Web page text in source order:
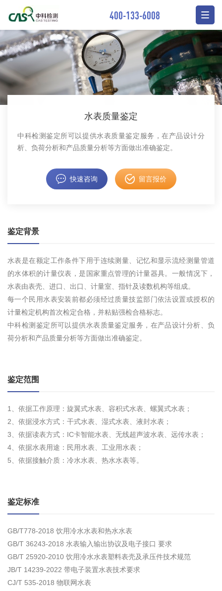
400-133-6008
水表质量鉴定
中科检测鉴定所可以提供水表质量鉴定服务，在产品设计分
析、负荷分析和产品质量分析等方面做出准确鉴定。
快速咨询 留言报价
鉴定背景
水表是在额定工作条件下用于连续测量、记忆和显示流经测量管道
的水体积的计量仪表，是国家重点管理的计量器具。一般情况下，
水表由表壳、进口、出口、计量室、指针及读数机构等组成。
每一个民用水表安装前都必须经过质量技监部门依法设置或授权的
计量检定机构首次检定合格，并粘贴强检合格标志。
中科检测鉴定所可以提供水表质量鉴定服务，在产品设计分析、负
荷分析和产品质量分析等方面做出准确鉴定。
鉴定范围
1、依据工作原理：旋翼式水表、容积式水表、螺翼式水表；
2、依据浸水方式：干式水表、湿式水表、液封水表；
3、依据读表方式：IC卡智能水表、无线超声波水表、远传水表；
4、依据水表用途：民用水表、工业用水表；
5、依据接触介质：冷水水表、热水水表等。
鉴定标准
GB/T778-2018 饮用冷水水表和热水水表
GB/T 36243-2018 水表输入输出协议及电子接口 要求
GB/T 25920-2010 饮用冷水水表塑料表壳及承压件技术规范
JB/T 14239-2022 带电子装置水表技术要求
CJ/T 535-2018 物联网水表